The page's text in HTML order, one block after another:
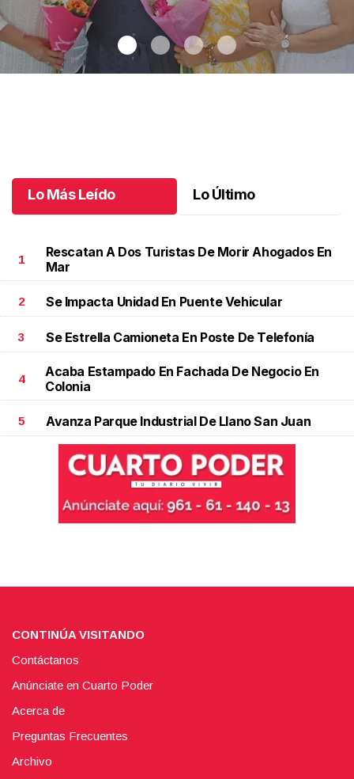
Lo Más Leído Lo Último
1
Rescatan A Dos Turistas De Morir Ahogados En
Mar
2 Se Impacta Unidad En Puente Vehicular
3 Se Estrella Camioneta En Poste De Telefonía
4
Acaba Estampado En Fachada De Negocio En
Colonia
5 Avanza Parque Industrial De Llano San Juan
CONTINÚA VISITANDO
Contáctanos
Anúnciate en Cuarto Poder
Acerca de
Preguntas Frecuentes
Archivo